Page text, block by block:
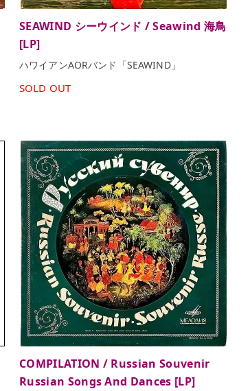
SEAWIND シーウインド / Seawind 海鳥
[LP]
ハワイアンAORバンド「SEAWIND」
SOLD OUT
COMPILATION / Russian Souvenir
Russian Songs And Dances [LP]